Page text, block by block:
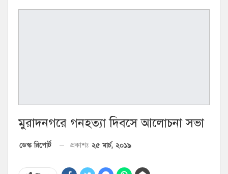
মুরাদনগরে গনহত্যা দিবসে আলোচনা সভা
ডেস্ক রিপোর্ট প্রকাশঃ ২৫ মার্চ, ২০১৯